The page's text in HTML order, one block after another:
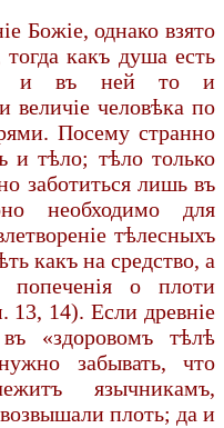
Божіе, однако взято
какъ душа есть
и въ ней то и
величіе человѣка по
Посему странно
и тѣло; тѣло только
заботиться лишь въ
необходимо для
тѣлесныхъ
какъ на средство, а
о плоти
13, 14). Если древніе
«здоровомъ тѣлѣ
забывать, что
язычникамъ,
плоть; да и